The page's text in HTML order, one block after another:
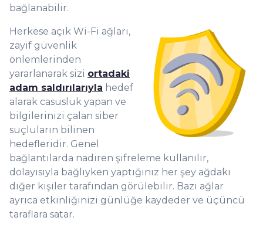
bağlanabilir.
Herkese açık Wi-Fi ağları,
zayıf güvenlik
önlemlerinden
yararlanarak sizi ortadaki
adam saldırılarıyla hedef
alarak casusluk yapan ve
bilgilerinizi çalan siber
suçluların bilinen
hedefleridir. Genel
bağlantılarda nadiren şifreleme kullanılır,
dolayısıyla bağlıyken yaptığınız her şey ağdaki
diğer kişiler tarafından görülebilir. Bazı ağlar
ayrıca etkinliğinizi günlüğe kaydeder ve üçüncü
taraflara satar.